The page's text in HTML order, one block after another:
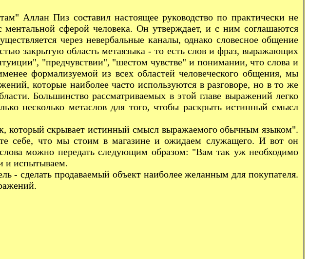
Пиз составил настоящее руководство по практически не
ментальной сферой человека. Он утверждает, и с ним соглашаются
через невербальные каналы, однако словесное общение
закрытую область метаязыка - то есть слов и фраз, выражающих
"предчувствии", "шестом чувстве" и понимании, что слова и
формализуемой из всех областей человеческого общения, мы
которые наиболее часто используются в разговоре, но в то же
Большинство рассматриваемых в этой главе выражений легко
несколько метаслов для того, чтобы раскрыть истинный смысл
скрывает истинный смысл выражаемого обычным языком".
себе, что мы стоим в магазине и ожидаем служащего. И вот он
можно передать следующим образом: "Вам так уж необходимо
и испытываем.
продаваемый объект наиболее желанным для покупателя.